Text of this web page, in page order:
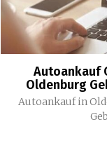
Autoankauf
Oldenburg
Autoankauf in